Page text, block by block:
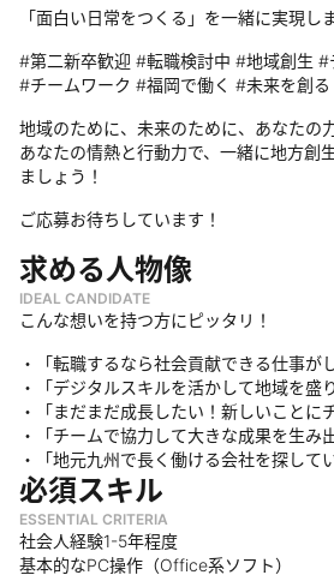
「面白い日常をつくる」を一緒に実現し
#第二新卒歓迎 #転職検討中 #地域創生 #
#チームワーク #福岡で働く #未来を創る
地域のために、未来のために、あなたの
あなたの情熱と行動力で、一緒に地方創
ましょう！
ご応募お待ちしています！
求める人物像
IDEAL CANDIDATE
こんな想いを持つ方にピッタリ！
・「転職するなら社会貢献できる仕事が
・「デジタルスキルを活かして地域を盛
・「まだまだ成長したい！新しいことに
・「チームで協力して大きな成果を生み
・「地元九州で長く働ける会社を探してい
必須スキル
ESSENTIAL CRITERIA
社会人経験1-5年程度
基本的なPC操作（Office系ソフト）